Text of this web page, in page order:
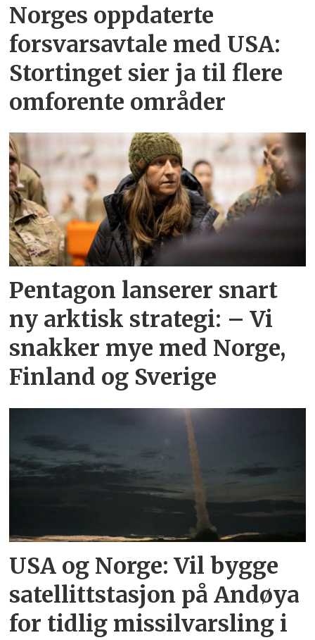
Norges oppdaterte
forsvarsavtale med USA:
Stortinget sier ja til flere
omforente områder
Pentagon lanserer snart
ny arktisk strategi: – Vi
snakker mye med Norge,
Finland og Sverige
USA og Norge: Vil bygge
satellittstasjon på Andøya
for tidlig missilvarsling i